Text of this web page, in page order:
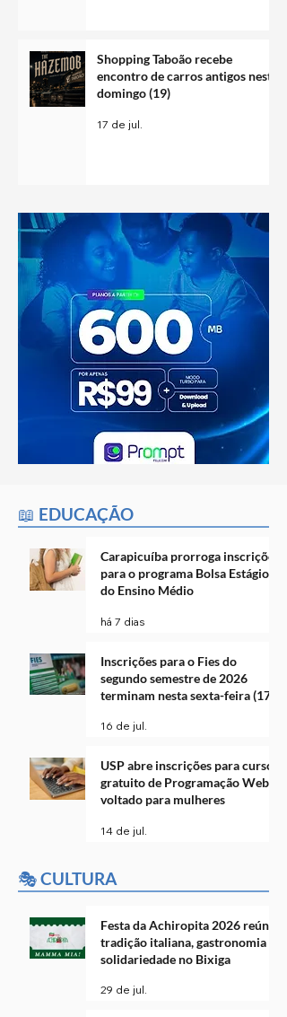
Shopping Taboão recebe
encontro de carros antigos neste
domingo (19)
17 de jul.
📖 EDUCAÇÃO
Carapicuíba prorroga inscrições
para o programa Bolsa Estágio
do Ensino Médio
há 7 dias
Inscrições para o Fies do
segundo semestre de 2026
terminam nesta sexta-feira (17)
16 de jul.
USP abre inscrições para curso
gratuito de Programação Web
voltado para mulheres
14 de jul.
🎭 CULTURA
Festa da Achiropita 2026 reúne
tradição italiana, gastronomia e
solidariedade no Bixiga
29 de jul.